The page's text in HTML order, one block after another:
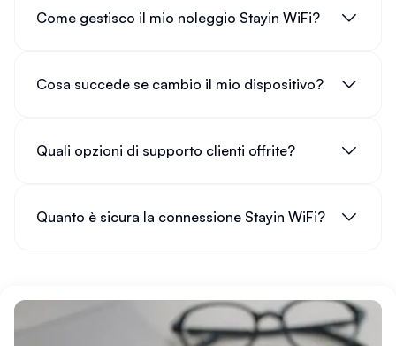
Come gestisco il mio noleggio Stayin WiFi?
Cosa succede se cambio il mio dispositivo?
Quali opzioni di supporto clienti offrite?
Quanto è sicura la connessione Stayin WiFi?